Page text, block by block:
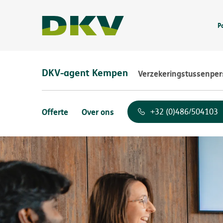
DKV-agent Kempen
Offerte Over ons +32 (0)486/504103